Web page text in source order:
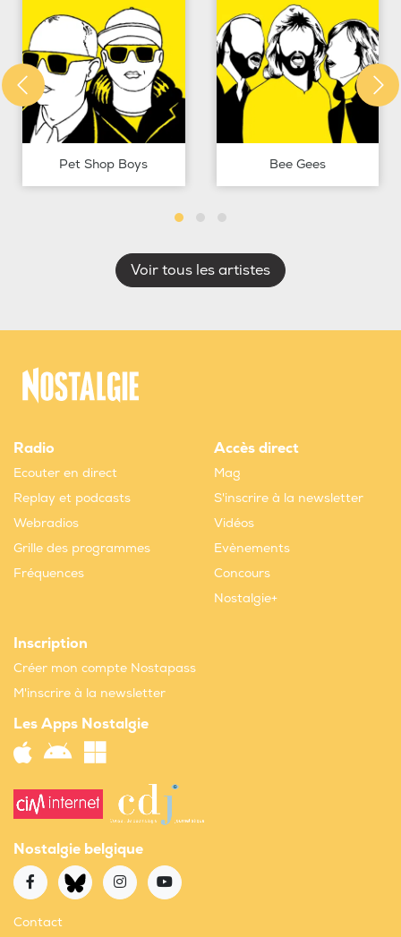
Pet Shop Boys Bee Gees
Voir tous les artistes
Radio
Ecouter en direct
Replay et podcasts
Webradios
Grille des programmes
Fréquences
Accès direct
Mag
S'inscrire à la newsletter
Vidéos
Evènements
Concours
Nostalgie+
Inscription
Créer mon compte Nostapass
M'inscrire à la newsletter
Les Apps Nostalgie
Nostalgie belgique
Contact